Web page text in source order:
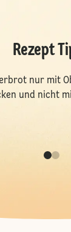
Rezept
nur mit
und nicht